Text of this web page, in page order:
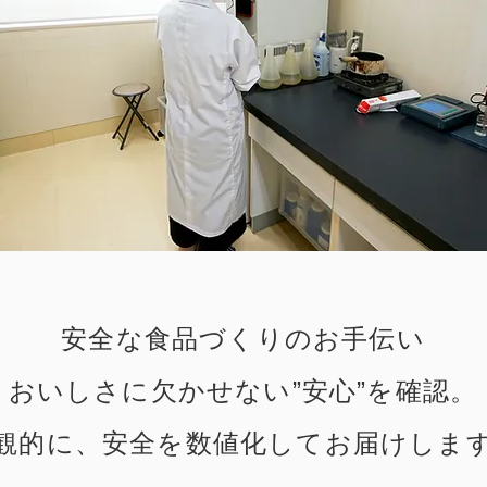
安全な食品づくりのお手伝い
おいしさに欠かせない”安心”を確認。
的に、安全を数値化してお届けしま